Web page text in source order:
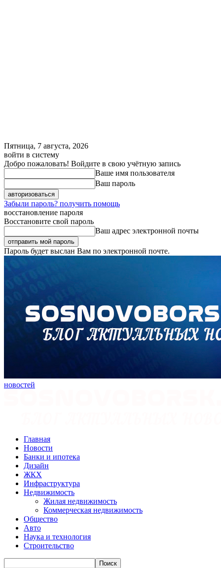
Пятница, 7 августа, 2026
войти в систему
Добро пожаловать! Войдите в свою учётную запись
Ваше имя пользователя
Ваш пароль
Забыли пароль? получить помощь
восстановление пароля
Восстановите свой пароль
Ваш адрес электронной почты
Пароль будет выслан Вам по электронной почте.
новостей
Главная
Новости
Банки и ипотека
Дизайн
ЖКХ
Инфраструктура
Недвижимость
Жилая недвижимость
Коммерческая недвижимость
Общество
Авто
Наука и технология
Строительство